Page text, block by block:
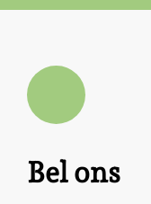
Bel ons